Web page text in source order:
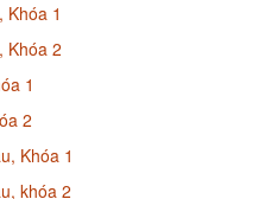
Khóa 1
Khóa 2
1
2
Khóa 1
khóa 2